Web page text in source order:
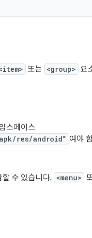
또는 <group> 요
스페이스
res/android" 여야
수 있습니다. <menu>